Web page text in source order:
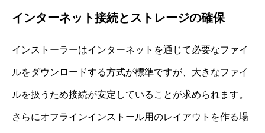
インターネット接続とストレージの確保
インストーラーはインターネットを通じて必要なファイ
ルをダウンロードする方式が標準ですが、大きなファイ
ルを扱うため接続が安定していることが求められます。
さらにオフラインインストール用のレイアウトを作る場